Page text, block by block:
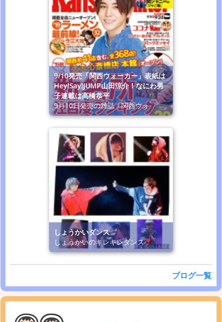
9/10発売「関西ウォーカー」表紙は
Hey!Say!JUMP山田涼介！なにわ男
子連載は高橋恭平
9月10日発売の雑誌「関西ウォ
しょうかいダンス
しょうかいのキレキレダンス
ブログ一覧